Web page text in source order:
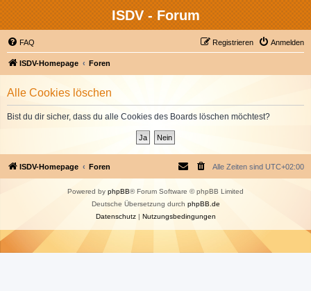
ISDV - Forum
FAQ Anmelden
Registrieren
ISDV-Homepage Foren
Alle Cookies löschen
Bist du dir sicher, dass du alle Cookies des Boards löschen möchtest?
ISDV-Homepage Foren Alle Zeiten sind UTC+02:00
Powered by phpBB® Forum Software © phpBB Limited
Deutsche Übersetzung durch phpBB.de
Datenschutz| Nutzungsbedingungen